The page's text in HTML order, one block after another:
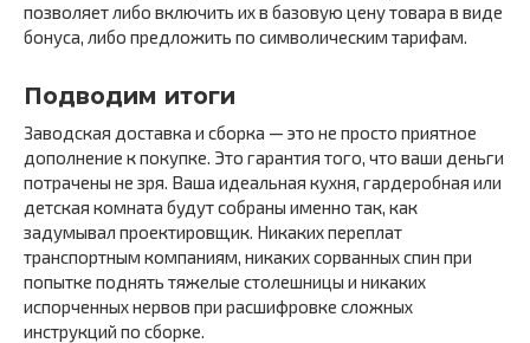
позволяет либо включить их в базовую цену товара в виде
бонуса, либо предложить по символическим тарифам.
Подводим итоги
Заводская доставка и сборка — это не просто приятное
дополнение к покупке. Это гарантия того, что ваши деньги
потрачены не зря. Ваша идеальная кухня, гардеробная или
детская комната будут собраны именно так, как
задумывал проектировщик. Никаких переплат
транспортным компаниям, никаких сорванных спин при
попытке поднять тяжелые столешницы и никаких
испорченных нервов при расшифровке сложных
инструкций по сборке.